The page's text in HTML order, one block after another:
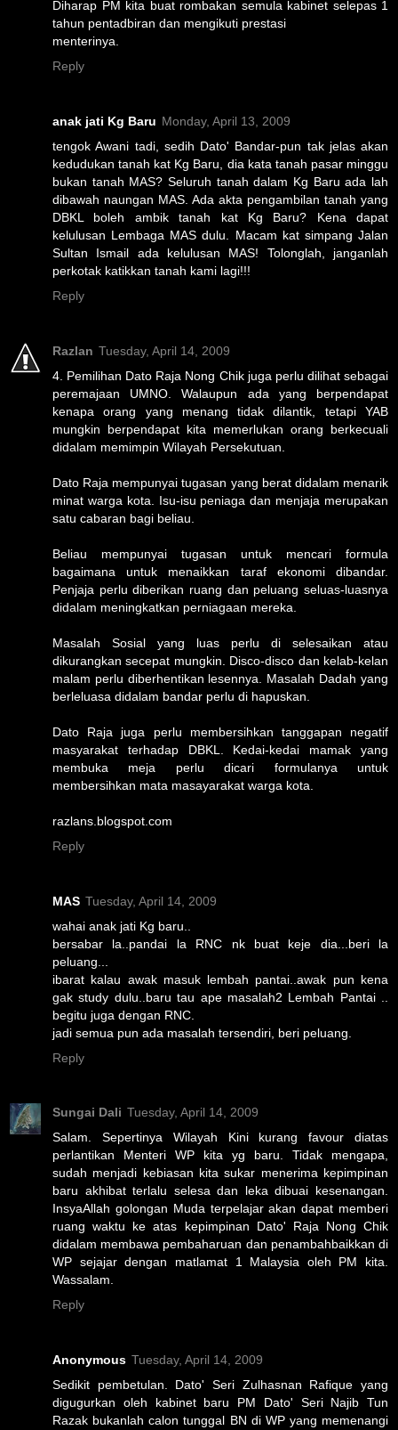
Diharap PM kita buat rombakan semula kabinet selepas 1
tahun pentadbiran dan mengikuti prestasi
menterinya.
Reply
anak jati Kg Baru Monday, April 13, 2009
tengok Awani tadi, sedih Dato' Bandar-pun tak jelas akan
kedudukan tanah kat Kg Baru, dia kata tanah pasar minggu
bukan tanah MAS? Seluruh tanah dalam Kg Baru ada lah
dibawah naungan MAS. Ada akta pengambilan tanah yang
DBKL boleh ambik tanah kat Kg Baru? Kena dapat
kelulusan Lembaga MAS dulu. Macam kat simpang Jalan
Sultan Ismail ada kelulusan MAS! Tolonglah, janganlah
perkotak katikkan tanah kami lagi!!!
Reply
Razlan Tuesday, April 14, 2009
4. Pemilihan Dato Raja Nong Chik juga perlu dilihat sebagai
peremajaan UMNO. Walaupun ada yang berpendapat
kenapa orang yang menang tidak dilantik, tetapi YAB
mungkin berpendapat kita memerlukan orang berkecuali
didalam memimpin Wilayah Persekutuan.
Dato Raja mempunyai tugasan yang berat didalam menarik
minat warga kota. Isu-isu peniaga dan menjaja merupakan
satu cabaran bagi beliau.
Beliau mempunyai tugasan untuk mencari formula
bagaimana untuk menaikkan taraf ekonomi dibandar.
Penjaja perlu diberikan ruang dan peluang seluas-luasnya
didalam meningkatkan perniagaan mereka.
Masalah Sosial yang luas perlu di selesaikan atau
dikurangkan secepat mungkin. Disco-disco dan kelab-kelan
malam perlu diberhentikan lesennya. Masalah Dadah yang
berleluasa didalam bandar perlu di hapuskan.
Dato Raja juga perlu membersihkan tanggapan negatif
masyarakat terhadap DBKL. Kedai-kedai mamak yang
membuka meja perlu dicari formulanya untuk
membersihkan mata masayarakat warga kota.
razlans.blogspot.com
Reply
MAS Tuesday, April 14, 2009
wahai anak jati Kg baru..
bersabar la..pandai la RNC nk buat keje dia...beri la
peluang...
ibarat kalau awak masuk lembah pantai..awak pun kena
gak study dulu..baru tau ape masalah2 Lembah Pantai ..
begitu juga dengan RNC.
jadi semua pun ada masalah tersendiri, beri peluang.
Reply
Sungai Dali Tuesday, April 14, 2009
Salam. Sepertinya Wilayah Kini kurang favour diatas
perlantikan Menteri WP kita yg baru. Tidak mengapa,
sudah menjadi kebiasan kita sukar menerima kepimpinan
baru akhibat terlalu selesa dan leka dibuai kesenangan.
InsyaAllah golongan Muda terpelajar akan dapat memberi
ruang waktu ke atas kepimpinan Dato' Raja Nong Chik
didalam membawa pembaharuan dan penambahbaikkan di
WP sejajar dengan matlamat 1 Malaysia oleh PM kita.
Wassalam.
Reply
Anonymous Tuesday, April 14, 2009
Sedikit pembetulan. Dato' Seri Zulhasnan Rafique yang
digugurkan oleh kabinet baru PM Dato' Seri Najib Tun
Razak bukanlah calon tunggal BN di WP yang memenangi